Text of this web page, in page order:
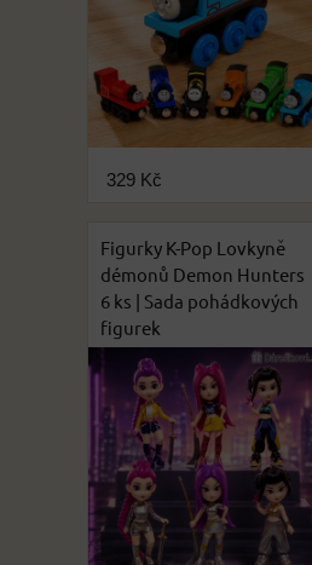
329 Kč
Figurky K-Pop Lovkyně
démonů Demon Hunters
6 ks | Sada pohádkových
figurek